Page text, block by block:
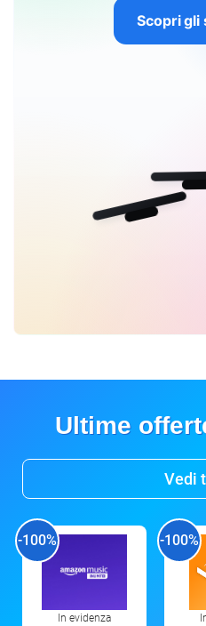
Scopri gli
Ultime
Vedi
-100%
In evidenza
-100%